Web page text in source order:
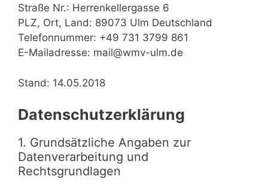
Straße Nr.: Herrenkellergasse 6
PLZ, Ort, Land: 89073 Ulm Deutschland
Telefonnummer: +49 731 3799 861
E-Mailadresse: mail@wmv-ulm.de
Stand: 14.05.2018
Datenschutzerklärung
1. Grundsätzliche Angaben zur
Datenverarbeitung und
Rechtsgrundlagen